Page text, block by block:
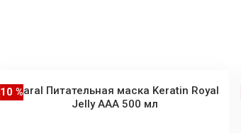
Kaaral Питательная маска Keratin Royal
Jelly ААА 500 мл
10 %